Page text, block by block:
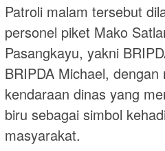
Patroli malam tersebut
personel piket Mako
Pasangkayu, yakni
BRIPDA Michael, dengan
kendaraan dinas yang
biru sebagai simbol
masyarakat.